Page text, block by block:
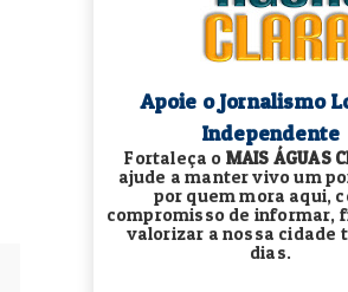
Apoie o Jornalismo
Independente
Fortaleça o MAIS ÁGUAS
ajude a manter vivo um
por quem mora aqui,
compromisso de informar,
valorizar a nossa cidade
dias.